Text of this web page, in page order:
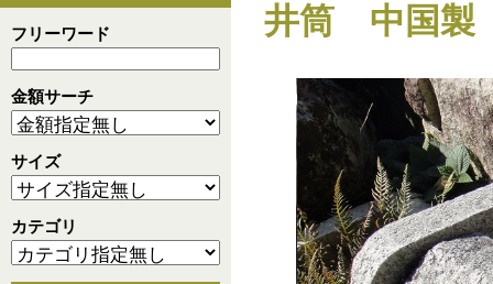
骨董
その他
フリーワード
金額サーチ
サイズ
カテゴリ
井筒 中国製